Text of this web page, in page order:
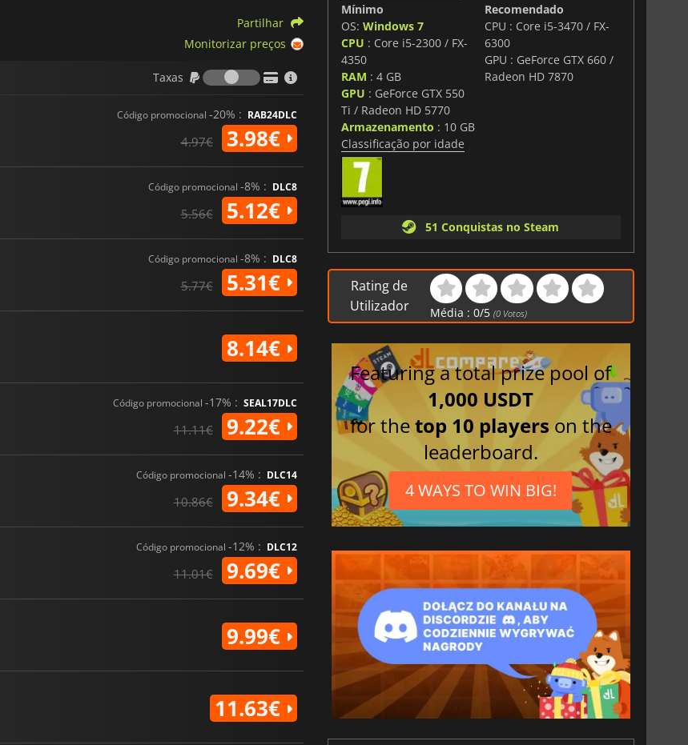
Partilhar
Monitorizar preços
Taxas
Taxas
Código promocional -20% : RAB24DLC
4.97€ 3.98€
Código promocional -8% : DLC8
5.56€ 5.12€
Código promocional -8% : DLC8
5.77€ 5.31€
8.14€
Código promocional -17% : SEAL17DLC
11.11€ 9.22€
Código promocional -14% : DLC14
10.86€ 9.34€
Código promocional -12% : DLC12
11.01€ 9.69€
9.99€
11.63€
Mínimo
OS: Windows 7
CPU : Core i5-2300 / FX-
4350
RAM : 4 GB
GPU : GeForce GTX 550
Ti / Radeon HD 5770
Armazenamento : 10 GB
Recomendado
CPU : Core i5-3470 / FX-
6300
GPU : GeForce GTX 660 /
Radeon HD 7870
Classificação por idade
51 Conquistas no Steam
Rating de
Utilizador
Média :0/5 (0 Votos)
Featuring a total prize pool of
1,000 USDT
for thetop 10 players on the
leaderboard.
4 WAYS TO WIN BIG!